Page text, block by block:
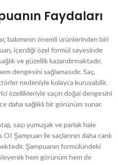
Faydaları
bakımının önemli ürünlerinden biri
içerdiği özel formül sayesinde
ve güzellik kazandırmaktadır.
dengesini sağlamasıdır. Saç,
nedeniyle kolayca kuruyabilir.
özellikleriyle saçın doğal dengesini
daha sağlıklı bir görünüm sunar.
saçı yumuşak ve parlak hale
Şampuan ile saçlarının daha canlı
Şampuanın formülündeki
hem görünüm hem de